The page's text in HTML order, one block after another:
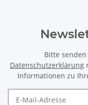
Bitte
Datenschutzerklärung
Informationen zu